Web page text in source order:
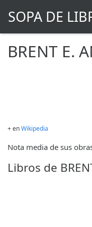
SOPA DE
BRENT E.
+ enWikipedia
Nota media de sus
Libros de